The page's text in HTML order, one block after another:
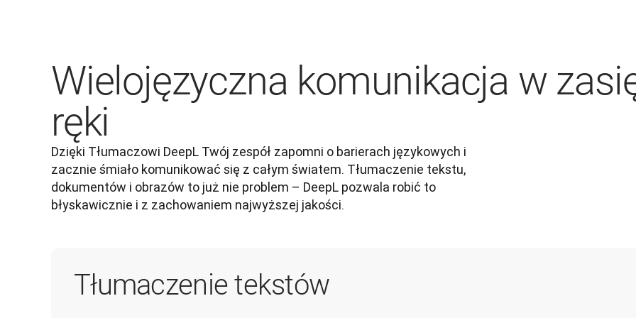
Wielojęzyczna komunikacja w
ręki
Dzięki Tłumaczowi DeepL Twój zespół zapomni o barierach językowych i
zacznie śmiało komunikować się z całym światem. Tłumaczenie tekstu,
dokumentów i obrazów to już nie problem – DeepL pozwala robić to
błyskawicznie i z zachowaniem najwyższej jakości.
Tłumaczenie tekstów